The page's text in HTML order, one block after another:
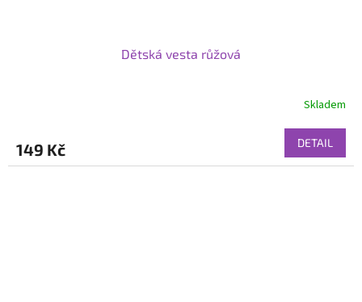
Dětská vesta růžová
Skladem
149 Kč DETAIL